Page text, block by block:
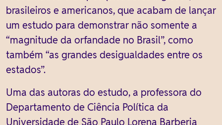
brasileiros e americanos, que acabam de lançar
um estudo para demonstrar não somente a
“magnitude da orfandade no Brasil”, como
também “as grandes desigualdades entre os
estados”.
Uma das autoras do estudo, a professora do
Departamento de Ciência Política da
Universidade de São Paulo Lorena Barberia